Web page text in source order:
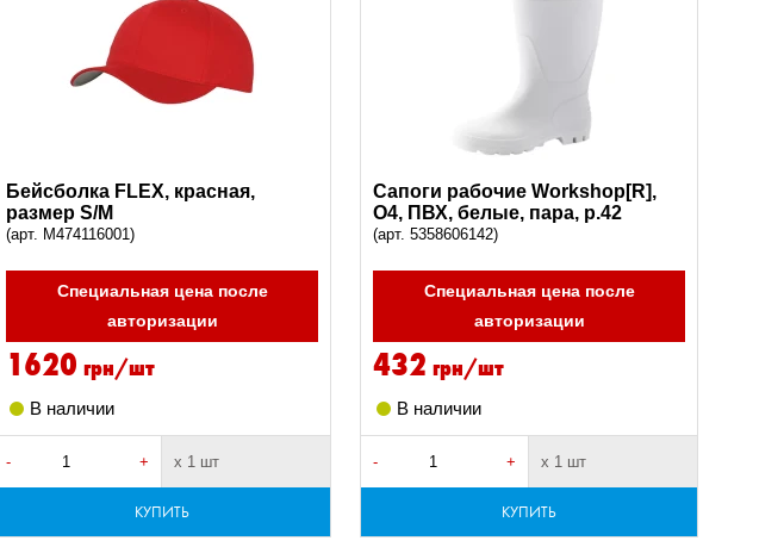
Бейсболка FLEX, красная,
размер S/M
(арт. M474116001)
Специальная цена после
авторизации
1620 грн/шт
В наличии
- + х 1 шт
КУПИТЬ
Сапоги рабочие Workshop[R],
O4, ПВХ, белые, пара, р.42
(арт. 5358606142)
Специальная цена после
авторизации
432 грн/шт
В наличии
- + х 1 шт
КУПИТЬ